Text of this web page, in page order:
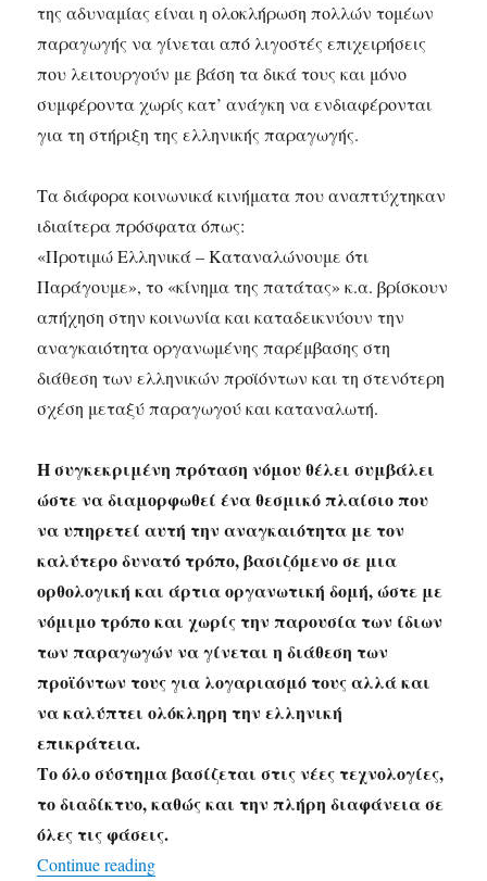
της αδυναμίας είναι η ολοκλήρωση πολλών τομέων
παραγωγής να γίνεται από λιγοστές επιχειρήσεις
που λειτουργούν με βάση τα δικά τους και μόνο
συμφέροντα χωρίς κατ’ ανάγκη να ενδιαφέρονται
για τη στήριξη της ελληνικής παραγωγής.
Τα διάφορα κοινωνικά κινήματα που αναπτύχτηκαν
ιδιαίτερα πρόσφατα όπως:
«Προτιμώ Ελληνικά – Καταναλώνουμε ότι
Παράγουμε», το «κίνημα της πατάτας» κ.α. βρίσκουν
απήχηση στην κοινωνία και καταδεικνύουν την
αναγκαιότητα οργανωμένης παρέμβασης στη
διάθεση των ελληνικών προϊόντων και τη στενότερη
σχέση μεταξύ παραγωγού και καταναλωτή.
Η συγκεκριμένη πρόταση νόμου θέλει συμβάλει
ώστε να διαμορφωθεί ένα θεσμικό πλαίσιο που
να υπηρετεί αυτή την αναγκαιότητα με τον
καλύτερο δυνατό τρόπο, βασιζόμενο σε μια
ορθολογική και άρτια οργανωτική δομή, ώστε με
νόμιμο τρόπο και χωρίς την παρουσία των ίδιων
των παραγωγών να γίνεται η διάθεση των
προϊόντων τους για λογαριασμό τους αλλά και
να καλύπτει ολόκληρη την ελληνική
επικράτεια.
Το όλο σύστημα βασίζεται στις νέες τεχνολογίες,
το διαδίκτυο, καθώς και την πλήρη διαφάνεια σε
όλες τις φάσεις.
Continue reading“Πρόταση νόμου του Μαν.Στρατάκη για